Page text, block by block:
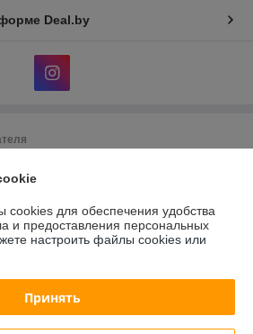
Deal.by
591019949
городской исполнительный
для обеспечения удобства
и предоставления персональных
настроить файлы cookies или
Принять